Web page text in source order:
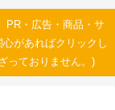
PR・広告・商品・サ
があればクリックし
っておりません。)